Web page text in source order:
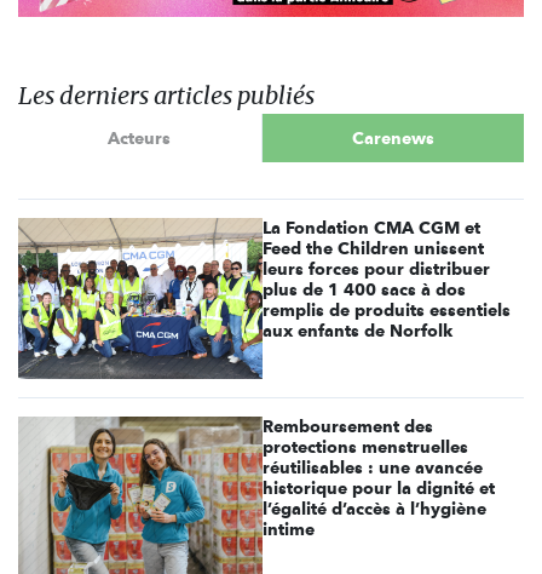
Les derniers articles publiés
Acteurs Carenews
La Fondation CMA CGM et
Feed the Children unissent
leurs forces pour distribuer
plus de 1 400 sacs à dos
remplis de produits essentiels
aux enfants de Norfolk
Remboursement des
protections menstruelles
réutilisables : une avancée
historique pour la dignité et
l’égalité d’accès à l’hygiène
intime